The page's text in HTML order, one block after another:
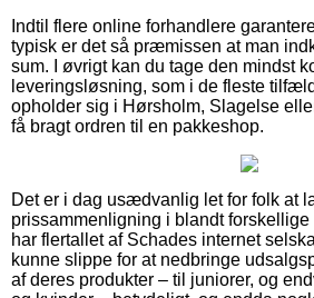
Indtil flere online forhandlere
typisk er det så præmissen at man
sum. I øvrigt kan du tage den mindst
leveringsløsning, som i de fleste
opholder sig i Hørsholm, Slagelse
få bragt ordren til en pakkeshop.
Det er i dag usædvanlig let for folk at
prissammenligning i blandt forskellige
har flertallet af Schades internet
kunne slippe for at nedbringe
af deres produkter – til juniorer, og